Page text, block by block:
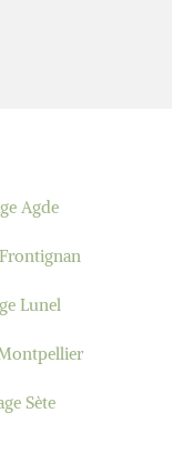
Agde
Lunel
Sète